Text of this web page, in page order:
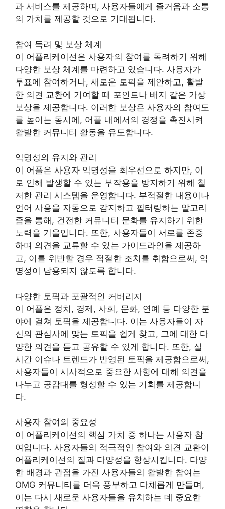
과 서비스를 제공하며, 사용자들에게 즐거움과 소통
의 가치를 제공할 것으로 기대됩니다.
참여 독려 및 보상 체계
이 어플리케이션은 사용자의 참여를 독려하기 위해
다양한 보상 체계를 마련하고 있습니다. 사용자가
투표에 참여하거나, 새로운 토픽을 제안하고, 활발
한 의견 교환에 기여할 때 포인트나 배지 같은 가상
보상을 제공합니다. 이러한 보상은 사용자의 참여도
를 높이는 동시에, 어플 내에서의 경쟁을 촉진시켜
활발한 커뮤니티 활동을 유도합니다.
익명성의 유지와 관리
이 어플은 사용자 익명성을 최우선으로 하지만, 이
로 인해 발생할 수 있는 부작용을 방지하기 위해 철
저한 관리 시스템을 운영합니다. 부적절한 내용이나
언어 사용을 자동으로 감지하고 필터링하는 알고리
즘을 통해, 건전한 커뮤니티 문화를 유지하기 위한
노력을 기울입니다. 또한, 사용자들이 서로를 존중
하며 의견을 교류할 수 있는 가이드라인을 제공하
고, 이를 위반할 경우 적절한 조치를 취함으로써, 익
명성이 남용되지 않도록 합니다.
다양한 토픽과 포괄적인 커버리지
이 어플은 정치, 경제, 사회, 문화, 연예 등 다양한 분
야에 걸쳐 토픽을 제공합니다. 이는 사용자들이 자
신의 관심사에 맞는 토픽을 쉽게 찾고, 그에 대한 다
양한 의견을 듣고 공유할 수 있게 합니다. 또한, 실
시간 이슈나 트렌드가 반영된 토픽을 제공함으로써,
사용자들이 시사적으로 중요한 사항에 대해 의견을
나누고 공감대를 형성할 수 있는 기회를 제공합니
다.
사용자 참여의 중요성
이 어플리케이션의 핵심 가치 중 하나는 사용자 참
여입니다. 사용자들의 적극적인 참여와 의견 교환이
어플리케이션의 질과 다양성을 향상시킵니다. 다양
한 배경과 관점을 가진 사용자들의 활발한 참여는
OMG 커뮤니티를 더욱 풍부하고 다채롭게 만들며,
이는 다시 새로운 사용자들을 유치하는 데 중요한